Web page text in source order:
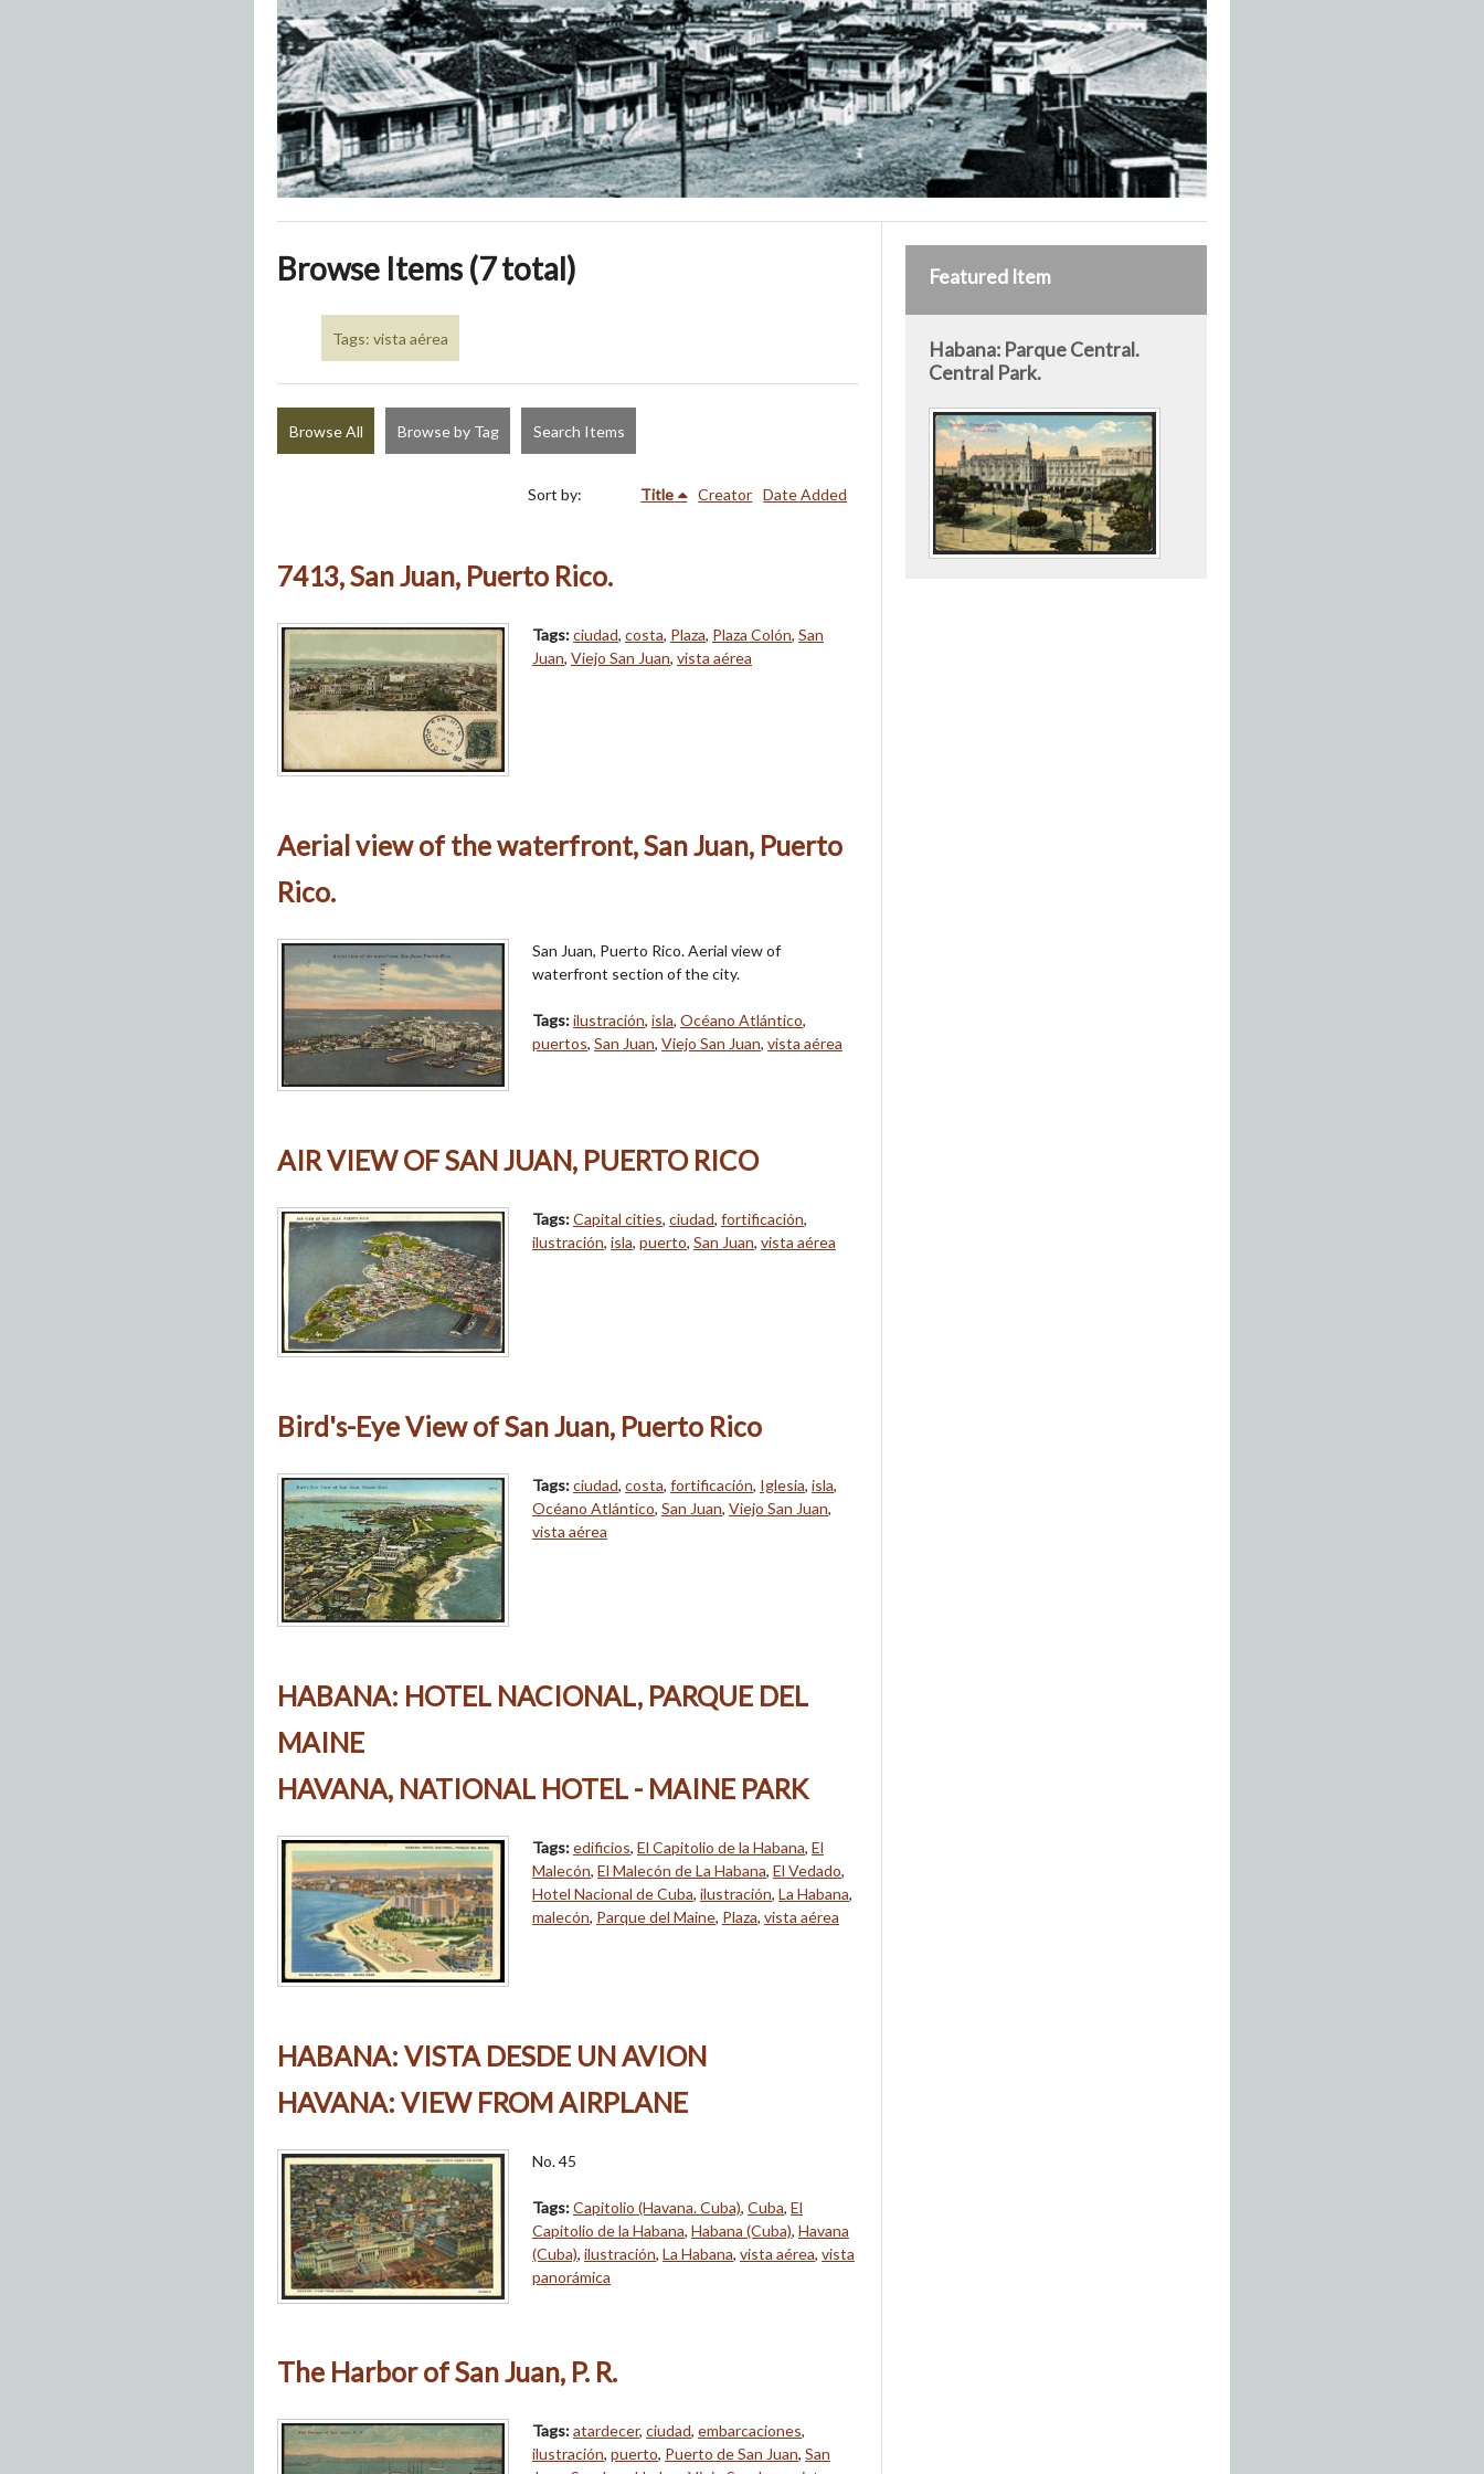
Browse Items (7 total)
Tags: vista aérea
Browse All Browse by Tag Search Items
Sort by: Title Creator Date Added
7413, San Juan, Puerto Rico.
Tags:ciudad, costa, Plaza, Plaza Colón, San
Juan, Viejo San Juan, vista aérea
Aerial view of the waterfront, San Juan, Puerto
Rico.
San Juan, Puerto Rico. Aerial view of
waterfront section of the city.
Tags:ilustración, isla, Océano Atlántico,
puertos, San Juan, Viejo San Juan, vista aérea
AIR VIEW OF SAN JUAN, PUERTO RICO
Tags:Capital cities, ciudad, fortificación,
ilustración, isla, puerto, San Juan, vista aérea
Bird's-Eye View of San Juan, Puerto Rico
Tags:ciudad, costa, fortificación, Iglesia, isla,
Océano Atlántico, San Juan, Viejo San Juan,
vista aérea
HABANA: HOTEL NACIONAL, PARQUE DEL
MAINE
HAVANA, NATIONAL HOTEL - MAINE PARK
Tags:edificios, El Capitolio de la Habana, El
Malecón, El Malecón de La Habana, El Vedado,
Hotel Nacional de Cuba, ilustración, La Habana,
malecón, Parque del Maine, Plaza, vista aérea
HABANA: VISTA DESDE UN AVION
HAVANA: VIEW FROM AIRPLANE
No. 45
Tags:Capitolio (Havana. Cuba), Cuba, El
Capitolio de la Habana, Habana (Cuba), Havana
(Cuba), ilustración, La Habana, vista aérea, vista
panorámica
The Harbor of San Juan, P. R.
Tags:atardecer, ciudad, embarcaciones,
ilustración, puerto, Puerto de San Juan, San
Featured Item
Habana: Parque Central.
Central Park.